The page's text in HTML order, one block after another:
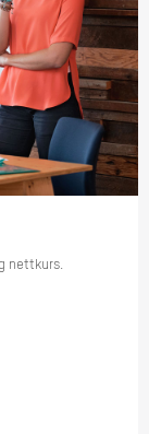
nettkurs.